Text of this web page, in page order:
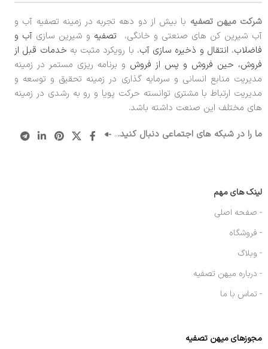
شرکت میهن تصفیه با بیش از دو دهه تجربه در زمینه تصفیه آب و
آب شیرین کن های صنعتی و خانگی،
تصفیه و شیرین سازی آب و
فاضلاب، انتقال و ذخیره سازی آب، با رویکرد مثبت به خدمات قبل از
فروش، حین فروش و پس از فروش و برنامه ریزی مستمر در زمینه
مدیریت منابع انسانی و سرمایه گذاری در زمینه تحقیق و توسعه و
مدیریت ارتباط با مشتری توانسته حرکت پویا و رو به رشدی در زمینه
های مختلف این صنعت داشته باشد.
ما را در شبکه های اجتماعی دنبال کنید...
لینک های مهم
- صفحه اصلی
- فروشگاه
- وبلاگ
- درباره میهن تصفیه
- تماس با ما
مجوزهای میهن تصفیه